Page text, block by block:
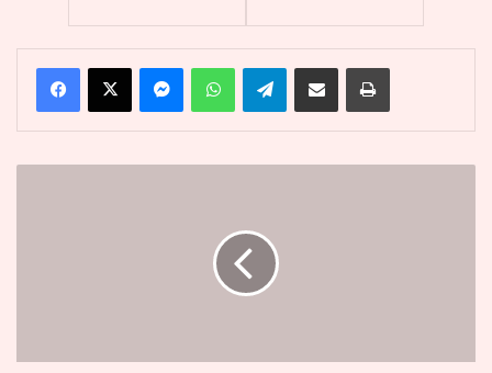
FacebookX MessengerWhatsAppTelegramPartager par email Imprimer
togolais